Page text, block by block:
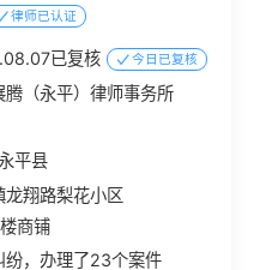
律师已认证
已复核 今日已复核
腾（永平）律师事务所
平县
龙翔路梨花小区
商铺
纷，办理了23个案件